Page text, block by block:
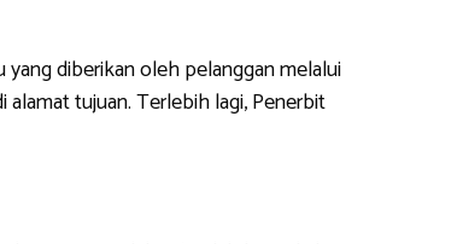
diberikan oleh pelanggan melalui
tujuan. Terlebih lagi, Penerbit